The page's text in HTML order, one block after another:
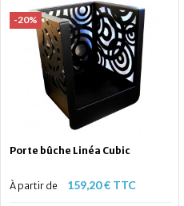
-20%
Porte bûche Linéa Cubic
À partir de 159,20 € TTC